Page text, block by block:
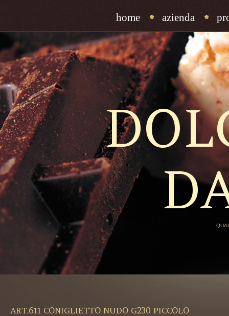
home azienda
ART.611 CONIGLIETTO NUDO G230 PICCOLO